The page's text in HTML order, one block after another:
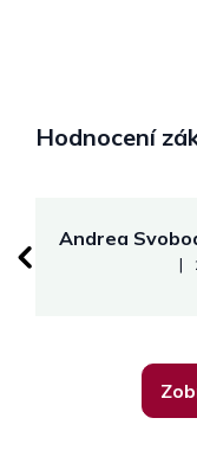
Hodnocení
Andrea
Hodnocení |